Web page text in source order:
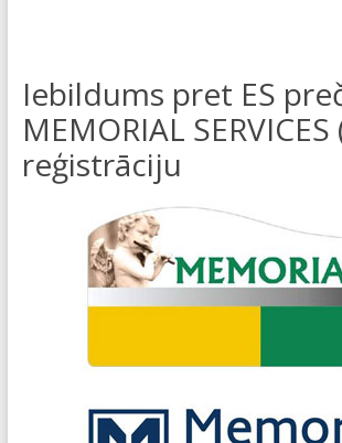
Iebildums pret ES
MEMORIAL SERVICES
reģistrāciju